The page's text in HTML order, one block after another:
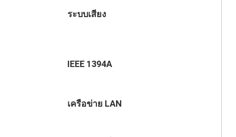
ระบบเสียง
IEEE 1394A
เครือข่าย LAN